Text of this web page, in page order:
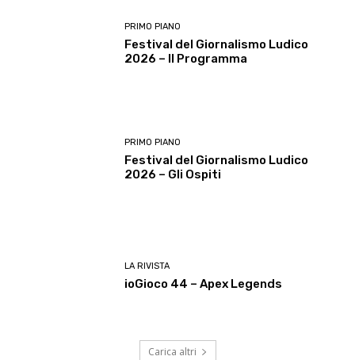
PRIMO PIANO
Festival del Giornalismo Ludico
2026 – Il Programma
PRIMO PIANO
Festival del Giornalismo Ludico
2026 – Gli Ospiti
LA RIVISTA
ioGioco 44 – Apex Legends
Carica altri